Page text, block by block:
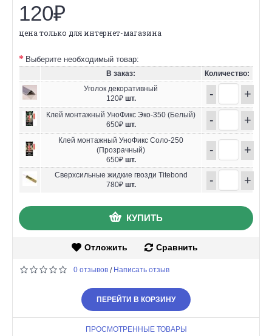
120₽
цена только для интернет-магазина
Выберите необходимый товар:
В заказ:
Количество:
Уголок декоративный
120₽ шт. - +
Клей монтажный УноФикс Эко-350 (Белый)
650₽ шт. - +
Клей монтажный УноФикс Соло-250
(Прозрачный)
650₽ шт.
- +
Сверхсильные жидкие гвозди Titebond
780₽ шт. - +
КУПИТЬ
Отложить Сравнить
0 отзывов / Написать отзыв
ПЕРЕЙТИ В КОРЗИНУ
ПРОСМОТРЕННЫЕ ТОВАРЫ